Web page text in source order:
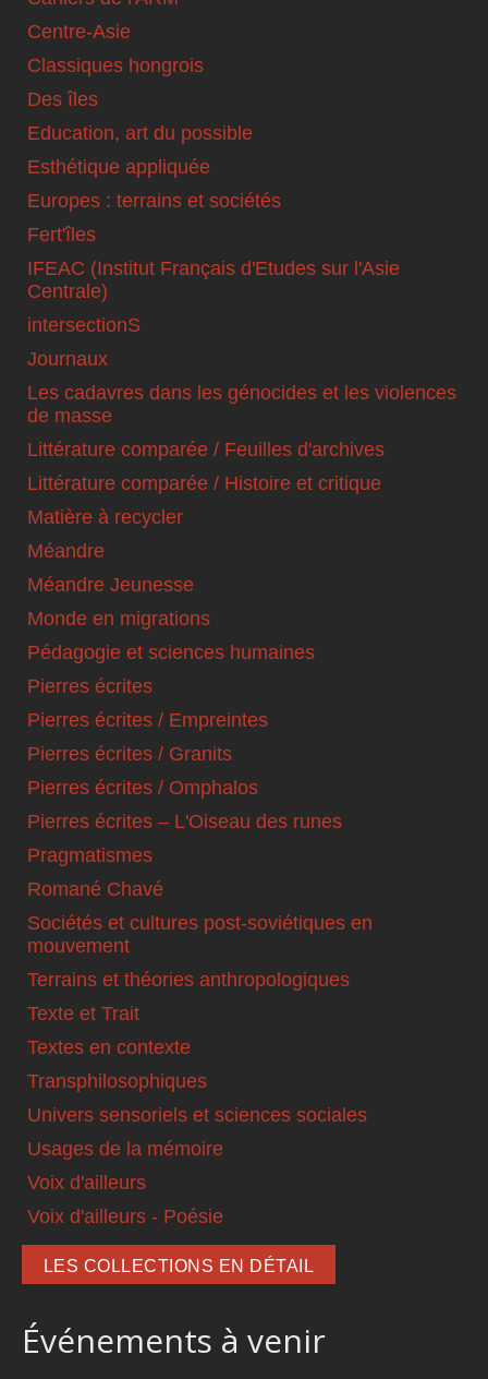
Centre-Asie
Classiques hongrois
Des îles
Education, art du possible
Esthétique appliquée
Europes : terrains et sociétés
Fert'îles
IFEAC (Institut Français d'Etudes sur l'Asie
Centrale)
intersectionS
Journaux
Les cadavres dans les génocides et les violences
de masse
Littérature comparée / Feuilles d'archives
Littérature comparée / Histoire et critique
Matière à recycler
Méandre
Méandre Jeunesse
Monde en migrations
Pédagogie et sciences humaines
Pierres écrites
Pierres écrites / Empreintes
Pierres écrites / Granits
Pierres écrites / Omphalos
Pierres écrites – L'Oiseau des runes
Pragmatismes
Romané Chavé
Sociétés et cultures post-soviétiques en
mouvement
Terrains et théories anthropologiques
Texte et Trait
Textes en contexte
Transphilosophiques
Univers sensoriels et sciences sociales
Usages de la mémoire
Voix d'ailleurs
Voix d'ailleurs - Poésie
LES COLLECTIONS EN DÉTAIL
Événements à venir